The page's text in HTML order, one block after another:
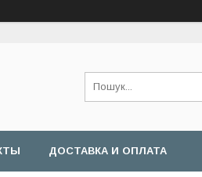
ДОСТАВКА И ОПЛАТА